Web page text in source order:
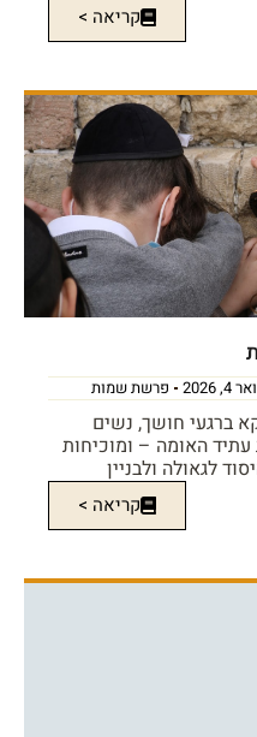
קריאה >
פרשת שמות
ברגעי חושך, נשים
האומה – ומוכיחות
לגאולה ולבניין
קריאה >